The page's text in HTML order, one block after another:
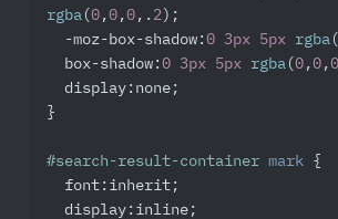
rgba (0 ,0 ,0 ,. 2 );
-moz-box-shadow :0 3px 5px rgba
box-shadow :0 3px 5px rgba (0 ,0 ,0
display :none;
}
#search-result-container mark {
font :inherit;
display :inline;